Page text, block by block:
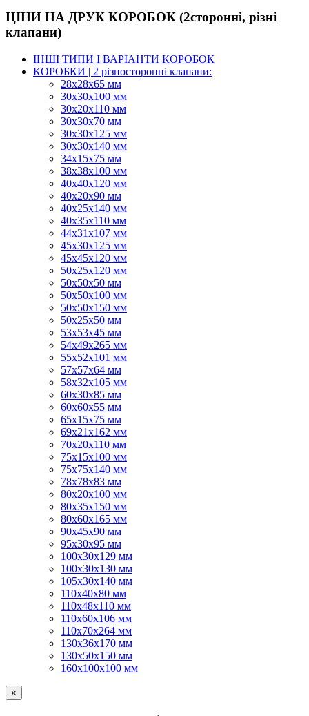
ЦІНИ НА ДРУК КОРОБОК (2сторонні, різні
клапани)
ІНШІ ТИПИ І ВАРІАНТИ КОРОБОК
КОРОБКИ | 2 різносторонні клапани:
28х28х65 мм
30х30х100 мм
30х20х110 мм
30х30х70 мм
30х30х125 мм
30х30х140 мм
34х15х75 мм
38х38х100 мм
40х40х120 мм
40х20х90 мм
40х25х140 мм
40х35х110 мм
44х31х107 мм
45х30х125 мм
45х45х120 мм
50х25х120 мм
50х50х50 мм
50х50х100 мм
50х50х150 мм
50х25х50 мм
53х53х45 мм
54х49х265 мм
55х52х101 мм
57х57х64 мм
58х32х105 мм
60х30х85 мм
60х60х55 мм
65х15х75 мм
69х21х162 мм
70х20х110 мм
75х15х100 мм
75х75х140 мм
78х78х83 мм
80х20х100 мм
80х35х150 мм
80х60х165 мм
90х45х90 мм
95х30х95 мм
100х30х129 мм
100х30х130 мм
105х30х140 мм
110х40х80 мм
110х48х110 мм
110х60х106 мм
110х70х264 мм
130х36х170 мм
130х50х150 мм
160х100х100 мм
×